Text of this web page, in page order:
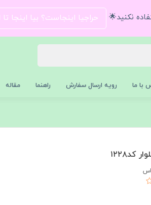
نکنید🌟 حراجیا اینجاست؟ بیا اینجا
با ما رویه ارسال سفارش راهنما مقاله
کد۱۲۲۸